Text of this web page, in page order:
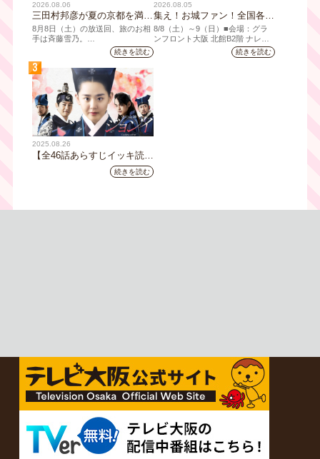
2026.08.06
三田村邦彦が夏の京都を満喫
｜太っ腹な「無限朝食」、住
宅街の隠れ家・角打ち、売り
切れ御免の夏の名物を堪能！
三田村大絶賛！暑い時こそ食
べたい絶品四川料理も
8月8日（土）の放送回、旅のお相
手は斉藤雪乃。
「おとな旅あるき旅」は毎週土曜
夕方6:30～放送。三田村邦彦が訪
れた先の土地を歩いて、地元の美
味や美酒、風景を味わい、そして
地元の人々とのふれあいの中から
感じたことを伝える“おとなのため
の”旅番組です。
今回は夏の京都へ。五感で愉し
む、雅な伝統×心潤す美味いもん
続きを読む
2026.08.05
集え！お城ファン！全国各地
のお城PRブースが群雄割
拠！『大阪・お城フェス
2026』、いよいよ8/8（土）
8/8（⼟）～9（日）■会場：グラ
ンフロント⼤阪 北館B2階 ナレッ
ジキャピタル コングレコンベンシ
ョンセンター ⼤⼈ 前売1,400円
続きを読む
3
2025.08.26
【全46話あらすじイッキ読
み】韓国ドラマ『火の女神
ジョンイ』｜テレビ大阪 9
続きを読む